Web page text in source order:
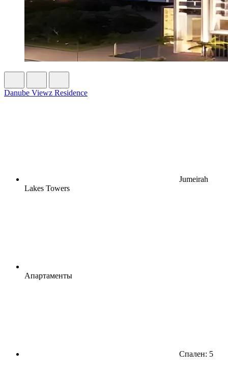
Danube Viewz Residence
Jumeirah
Lakes Towers
Апартаменты
Спален: 5